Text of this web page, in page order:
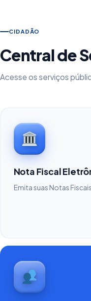
CIDADÃO
Central de
Acesse os serviços
Nota Fiscal
Emita suas Notas